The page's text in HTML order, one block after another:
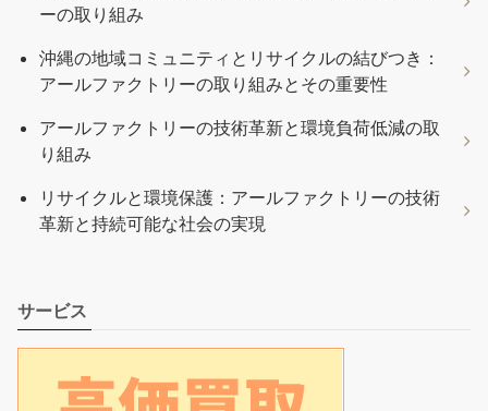
ーの取り組み
沖縄の地域コミュニティとリサイクルの結びつき：
アールファクトリーの取り組みとその重要性
アールファクトリーの技術革新と環境負荷低減の取
り組み
リサイクルと環境保護：アールファクトリーの技術
革新と持続可能な社会の実現
サービス